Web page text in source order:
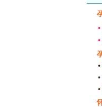
•
•
•
•
•